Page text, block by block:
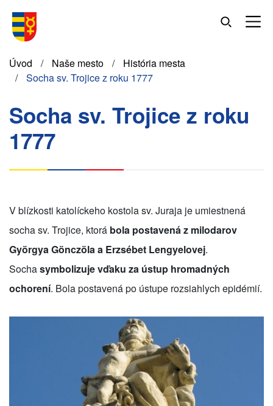
hlavný
Omrvinka
Úvod Naše mesto
História mesta
Socha sv. Trojice z roku 1777
Socha sv. Trojice z roku
1777
V blízkosti katolíckeho kostola sv. Juraja je umiestnená
socha sv. Trojice, ktorá bola postavená z milodarov
Györgya Gönczöla a Erzsébet Lengyelovej.
Sochasymbolizuje vďaku za ústup hromadných
ochorení. Bola postavená po ústupe rozsiahlych epidémií.